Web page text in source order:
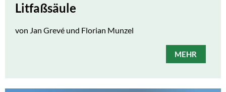
Litfaßsäule
von Jan Grevé und Florian Munzel
MEHR